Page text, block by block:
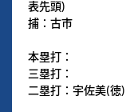
表先頭)
捕：古市
本塁打：
三塁打：
二塁打：宇佐美(徳)